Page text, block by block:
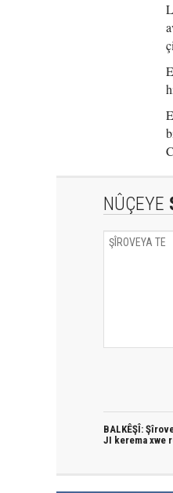
NÛÇEYE
BALKÊŞÎ:
JI kerema xwe